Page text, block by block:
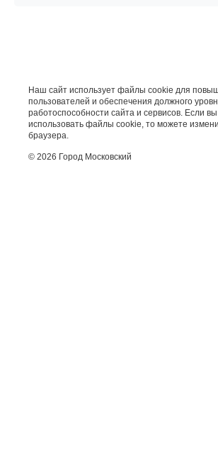
Наш сайт использует файлы cookie для
пользователей и обеспечения должного
работоспособности сайта и сервисов. Если
использовать файлы cookie, то можете
браузера.
© 2026 Город Московский